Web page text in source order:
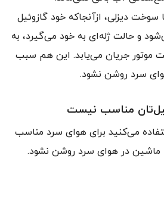
سوخت دیزلی، ازآنجاکه خود گازوئیل
و حالت ژله‌ای به خود می‌گیرد، به
جریان می‌یابد. این هم سبب
سرد روشن نشود.
می‌کنید برای هوای سرد مناسب
ماشین در هوای سرد روشن نشود.